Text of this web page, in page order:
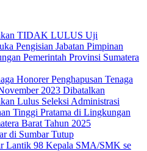
TIDAK LULUS Uji
Pengisian Jabatan Pimpinan
Pemerintah Provinsi Sumatera
Honorer Penghapusan Tenaga
2023 Dibatalkan
Lulus Seleksi Administrasi
Tinggi Pratama di Lingkungan
Barat Tahun 2025
di Sumbar Tutup
Lantik 98 Kepala SMA/SMK se